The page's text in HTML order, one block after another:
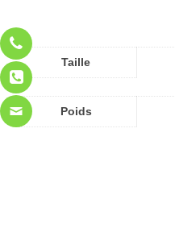
Taille
Poids